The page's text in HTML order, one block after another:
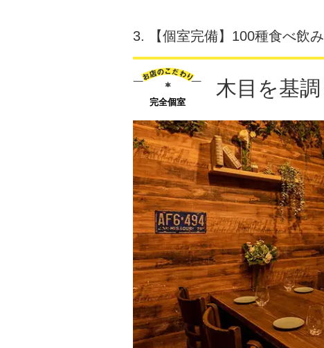
3. 【個室完備】100種食べ飲
完全個室
木目を基